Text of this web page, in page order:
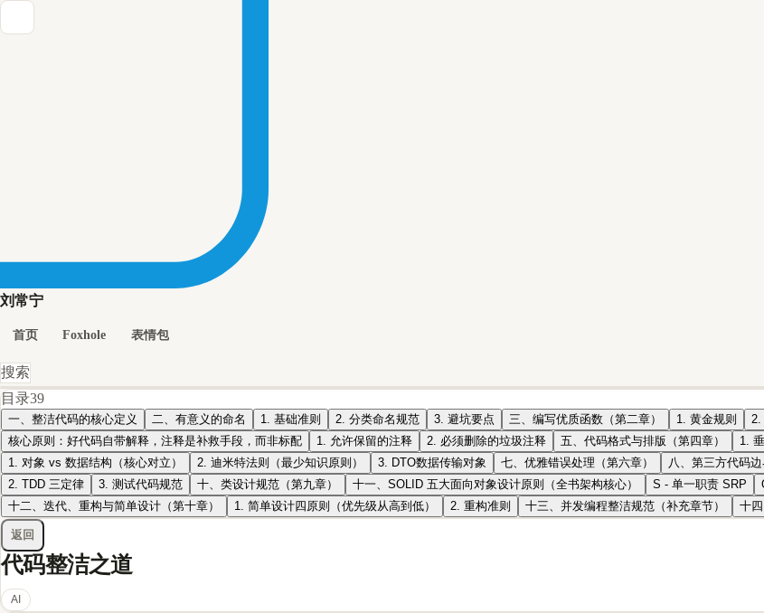
刘常宁
首页 Foxhole 表情包
搜索
目录39
一、整洁代码的核心定义 二、有意义的命名 1. 基础准则 2. 分类命名规范 3. 避坑要点 三、编写优质函数（第二章） 1. 黄金规则
核心原则：好代码自带解释，注释是补救手段，而非标配
1. 允许保留的注释 2. 必须删除的垃圾注释 五、代码格式与排版（第四章） 1.
1. 对象 vs 数据结构（核心对立）
2. 迪米特法则（最少知识原则） 3. DTO数据传输对象 七、优雅错误处理（第六章） 八、第三方代码边
2. TDD 三定律
3. 测试代码规范 十、类设计规范（第九章） 十一、SOLID 五大面向对象设计原则（全书架构核心） S - 单一职责 SRP
十二、迭代、重构与简单设计（第十章）
1. 简单设计四原则（优先级从高到低） 2. 重构准则 十三、并发编程整洁规范（补充章节） 十
返回
代码整洁之道
AI